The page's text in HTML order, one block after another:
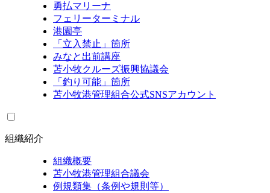
勇払マリーナ
フェリーターミナル
港園亭
「立入禁止」箇所
みなと出前講座
苫小牧クルーズ振興協議会
「釣り可能」箇所
苫小牧港管理組合公式SNSアカウント
組織紹介
組織概要
苫小牧港管理組合議会
例規類集（条例や規則等）